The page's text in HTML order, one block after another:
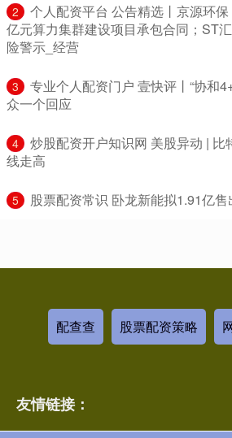
2
个人配资平台 公告精选丨京源环
亿元算力集群建设项目承包合同；ST
险警示_经营
3
专业个人配资门户 壹快评丨“协和
众一个回应
4
炒股配资开户知识网 美股异动 | 比
线走高
5 股票配资常识 卧龙新能拟1.91亿
配查查 股票配资策略
友情链接：